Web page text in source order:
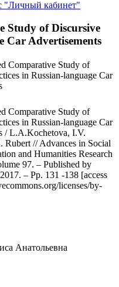
"Личный кабинет"
Study of Discursive
Car Advertisements
Comparative Study of
in Russian-language Car
Comparative Study of
in Russian-language Car
/ L.A.Kochetova, I.V.
Rubert // Advances in Social
and Humanities Research
97. – Published by
– Pp. 131 -138 [access
licenses/by-
Анатольевна